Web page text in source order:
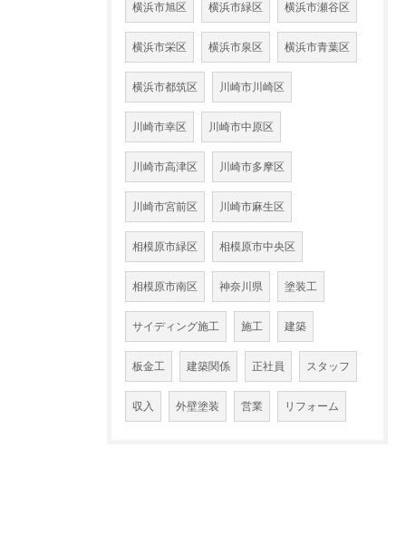
横浜市旭区 横浜市緑区 横浜市瀬谷区
横浜市栄区 横浜市泉区 横浜市青葉区
横浜市都筑区 川崎市川崎区
川崎市幸区 川崎市中原区
川崎市高津区 川崎市多摩区
川崎市宮前区 川崎市麻生区
相模原市緑区 相模原市中央区
相模原市南区 神奈川県 塗装工
サイディング施工 施工 建築
板金工 建築関係 正社員 スタッフ
収入 外壁塗装 営業 リフォーム